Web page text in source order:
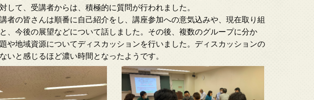
して、受講者からは、積極的に質問が行われました。
者の皆さんは順番に自己紹介をし、講座参加への意気込みや、現在取り組
、今後の展望などについて話しました。その後、複数のグループに分か
や地域資源についてディスカッションを行いました。ディスカッションの
いと感じるほど濃い時間となったようです。